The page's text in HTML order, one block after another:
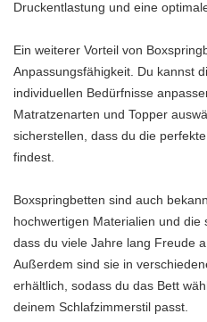
Druckentlastung und eine
Ein weiterer Vorteil von
Anpassungsfähigkeit. Du kannst
individuellen Bedürfnisse
Matratzenarten und Topper
sicherstellen, dass du die
findest.
Boxspringbetten sind auch
hochwertigen Materialien und die
dass du viele Jahre lang Freude
Außerdem sind sie in
erhältlich, sodass du das Bett
deinem Schlafzimmerstil passt.